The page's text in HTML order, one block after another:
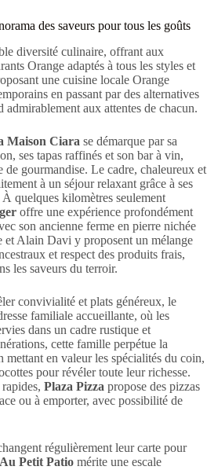
des saveurs pour tous les goûts
diversité culinaire, offrant aux
Orange adaptés à tous les styles et
une cuisine locale Orange
en passant par des alternatives
aux attentes de chacun.
Maison Ciara se démarque par sa
ses tapas raffinés et son bar à vin,
de gourmandise. Le cadre, chaleureux et
à un séjour relaxant grâce à ses
quelques kilomètres seulement
offre une expérience profondément
son ancienne ferme en pierre nichée
et Alain Davi y proposent un mélange
et respect des produits frais,
les saveurs du terroir.
convivialité et plats généreux, le
familiale accueillante, où les
dans un cadre rustique et
cette famille perpétue la
mettant en valeur les spécialités du coin,
pour révéler toute leur richesse.
Plaza Pizza propose des pizzas
ou à emporter, avec possibilité de
régulièrement leur carte pour
Au Petit Patio mérite une escale